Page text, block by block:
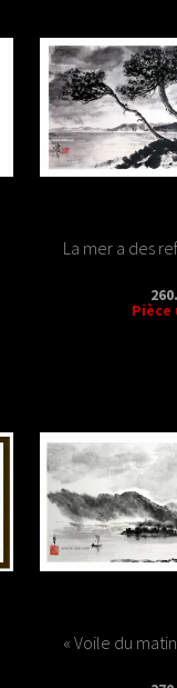
La mer a des
Pièce
« Voile du